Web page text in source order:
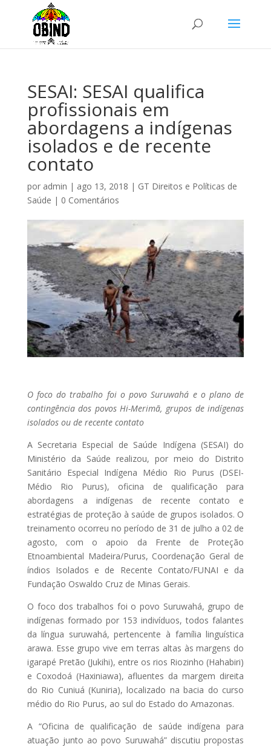
SESAI: SESAI qualifica
profissionais em
abordagens a indígenas
isolados e de recente
contato
por admin | ago 13, 2018 | GT Direitos e Políticas de
Saúde | 0 Comentários
O foco do trabalho foi o povo Suruwahá e o plano de
contingência dos povos Hi-Merimã, grupos de indígenas
isolados ou de recente contato
A Secretaria Especial de Saúde Indígena (SESAI) do
Ministério da Saúde realizou, por meio do Distrito
Sanitário Especial Indígena Médio Rio Purus (DSEI-
Médio Rio Purus), oficina de qualificação para
abordagens a indígenas de recente contato e
estratégias de proteção à saúde de grupos isolados. O
treinamento ocorreu no período de 31 de julho a 02 de
agosto, com o apoio da Frente de Proteção
Etnoambiental Madeira/Purus, Coordenação Geral de
índios Isolados e de Recente Contato/FUNAI e da
Fundação Oswaldo Cruz de Minas Gerais.
O foco dos trabalhos foi o povo Suruwahá, grupo de
indígenas formado por 153 indivíduos, todos falantes
da língua suruwahá, pertencente à família linguística
arawa. Esse grupo vive em terras altas às margens do
igarapé Pretão (Jukihi), entre os rios Riozinho (Hahabiri)
e Coxodoá (Haxiniawa), afluentes da margem direita
do Rio Cuniuá (Kuniria), localizado na bacia do curso
médio do Rio Purus, ao sul do Estado do Amazonas.
A “Oficina de qualificação de saúde indígena para
atuação junto ao povo Suruwahá” discutiu propostas